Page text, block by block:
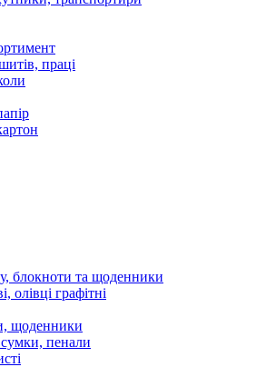
праці
блокноти та щоденники
олівці графітні
щоденники
пенали